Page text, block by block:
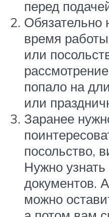
перед
Обязательно
время
или
попало на
или
Заранее
посольство,
Нужно
документов.
можно